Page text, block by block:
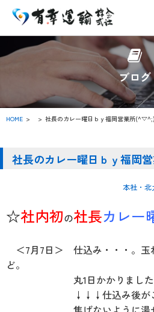
ブログ
HOME > 社長のカレー曜日ｂｙ福岡営業所(^▽^;)
社長のカレー曜日ｂｙ福岡
本社・北
☆社内初の社長カレー
＜7月7日＞ 仕込み・・・。玉
ど。
丸1日かかりました
↓↓↓仕込み後がこ